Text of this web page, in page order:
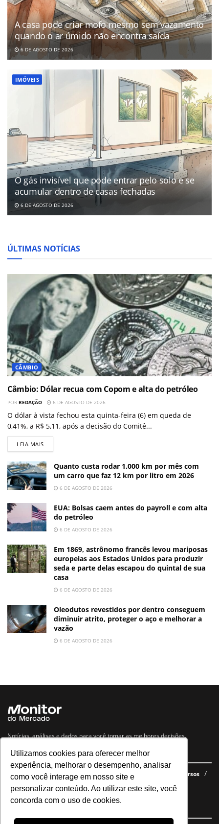
Utilizamos cookies para oferecer melhor
experiência, melhorar o desempenho, analisar
como você interage em nosso site e
personalizar conteúdo. Ao utilizar este site, você
concorda com o uso de cookies.
A casa pode criar mofo mesmo sem vazamento
quando o ar úmido não encontra saída
6 DE AGOSTO DE 2026
IMÓVEIS
O gás invisível que pode entrar pelo solo e se
acumular dentro de casas fechadas
6 DE AGOSTO DE 2026
ÚLTIMAS NOTÍCIAS
CÂMBIO
Câmbio: Dólar recua com Copom e alta do petróleo
POR REDAÇÃO 6 DE AGOSTO DE 2026
O dólar à vista fechou esta quinta-feira (6) em queda de
0,41%, a R$ 5,11, após a decisão do Comitê...
LEIA MAIS
Quanto custa rodar 1.000 km por mês com
um carro que faz 12 km por litro em 2026
6 DE AGOSTO DE 2026
EUA: Bolsas caem antes do payroll e com alta
do petróleo
6 DE AGOSTO DE 2026
Em 1869, astrônomo francês levou mariposas
europeias aos Estados Unidos para produzir
seda e parte delas escapou do quintal de sua
casa
6 DE AGOSTO DE 2026
Oleodutos revestidos por dentro conseguem
diminuir atrito, proteger o aço e melhorar a
vazão
6 DE AGOSTO DE 2026
Notícias, análises e dados para você tomar as melhores decisões.
Navegue no site
Últimas notícias Quem somos E-books gratuitos
Cursos
Política de privacidade